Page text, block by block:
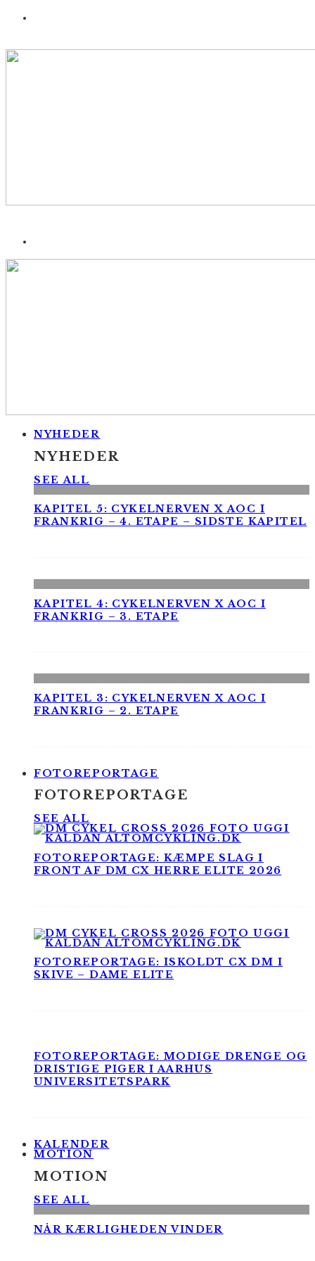
NYHEDER
NYHEDER
SEE ALL
KAPITEL 5: CYKELNERVEN X AOC I
FRANKRIG – 4. ETAPE – SIDSTE KAPITEL
KAPITEL 4: CYKELNERVEN X AOC I
FRANKRIG – 3. ETAPE
KAPITEL 3: CYKELNERVEN X AOC I
FRANKRIG – 2. ETAPE
FOTOREPORTAGE
FOTOREPORTAGE
SEE ALL
FOTOREPORTAGE: KÆMPE SLAG I
FRONT AF DM CX HERRE ELITE 2026
FOTOREPORTAGE: ISKOLDT CX DM I
SKIVE – DAME ELITE
FOTOREPORTAGE: MODIGE DRENGE OG
DRISTIGE PIGER I AARHUS
UNIVERSITETSPARK
KALENDER
MOTION
MOTION
SEE ALL
NÅR KÆRLIGHEDEN VINDER